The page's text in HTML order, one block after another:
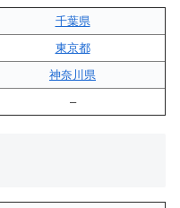
千葉県
東京都
神奈川県
–